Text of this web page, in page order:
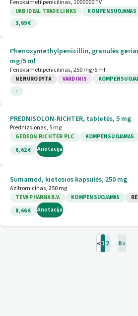
Fenoksimetilpenicilinas, 1000000 TV
UAB IDEAL TRADE LINKS KOMPENSUOJAMAS
3,69 €
Phenoxymethylpenicillin, granulės
mg/5 ml
Fenoksimetilpenicilinas, 250 mg/5 ml
NENURODYTA VARDINIS
-
PREDNISOLON-RICHTER, tabletės, 5 mg
Prednizolonas, 5 mg
GEDEON RICHTER PLC KOMPENSUOJAMAS
6,62 €
Anotacija
Sumamed, kietosios kapsulės, 250 mg
Azitromicinas, 250 mg
TEVA PHARMA B.V. KOMPENSUOJAMAS
8,66 €
Anotacija
« 1 2…6»